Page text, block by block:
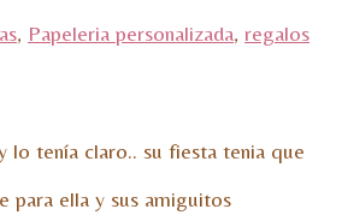
, Papeleria personalizada, regalos
lo tenía claro.. su fiesta tenia que
para ella y sus amiguitos